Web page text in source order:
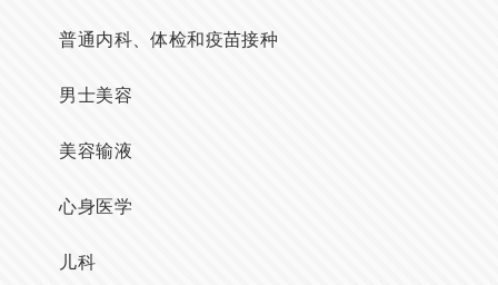
普通内科、体检和疫苗接种
男士美容
美容输液
心身医学
儿科